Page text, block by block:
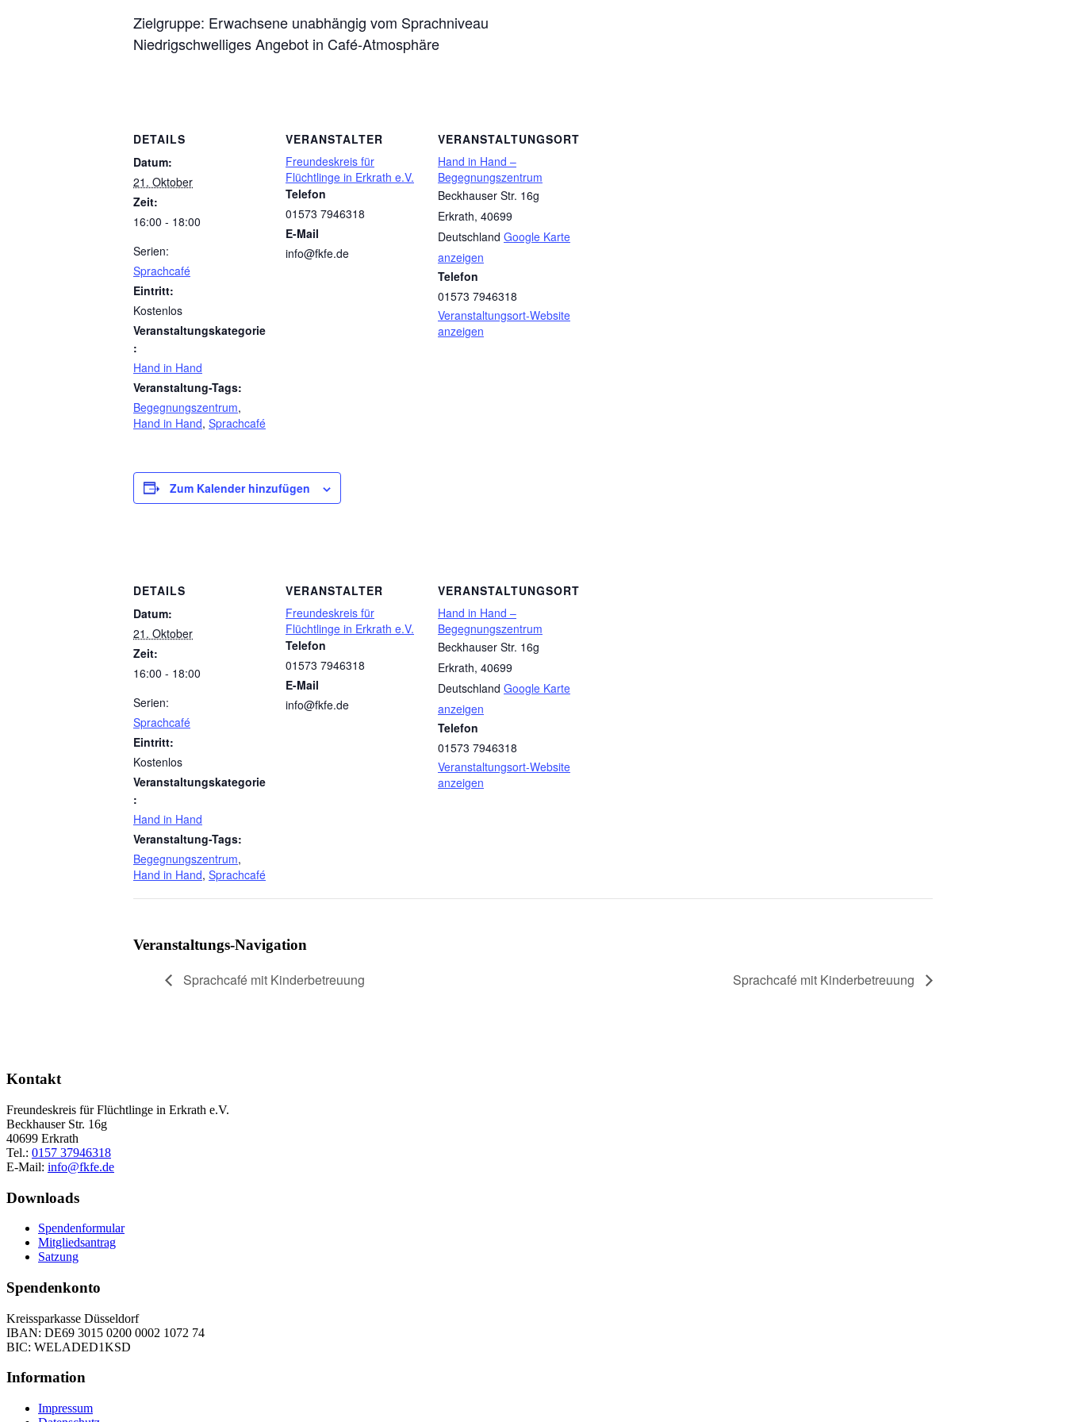
Zielgruppe: Erwachsene unabhängig vom Sprachniveau
Niedrigschwelliges Angebot in Café-Atmosphäre
DETAILS
Datum:
21. Oktober
Zeit:
16:00 - 18:00
Serien:
Sprachcafé
Eintritt:
Kostenlos
Veranstaltungskategorie
:
Hand in Hand
Veranstaltung-Tags:
Begegnungszentrum,
Hand in Hand, Sprachcafé
VERANSTALTER
Freundeskreis für
Flüchtlinge in Erkrath e.V.
Telefon
01573 7946318
E-Mail
info@fkfe.de
VERANSTALTUNGSORT
Hand in Hand –
Begegnungszentrum
Beckhauser Str. 16g
Erkrath, 40699
Deutschland Google Karte
anzeigen
Telefon
01573 7946318
Veranstaltungsort-Website
anzeigen
Zum Kalender hinzufügen
DETAILS
Datum:
21. Oktober
Zeit:
16:00 - 18:00
Serien:
Sprachcafé
Eintritt:
Kostenlos
Veranstaltungskategorie
:
Hand in Hand
Veranstaltung-Tags:
Begegnungszentrum,
Hand in Hand, Sprachcafé
VERANSTALTER
Freundeskreis für
Flüchtlinge in Erkrath e.V.
Telefon
01573 7946318
E-Mail
info@fkfe.de
VERANSTALTUNGSORT
Hand in Hand –
Begegnungszentrum
Beckhauser Str. 16g
Erkrath, 40699
Deutschland Google Karte
anzeigen
Telefon
01573 7946318
Veranstaltungsort-Website
anzeigen
Veranstaltungs-Navigation
Sprachcafé mit Kinderbetreuung Sprachcafé mit Kinderbetreuung
Kontakt
Freundeskreis für Flüchtlinge in Erkrath e.V.
Beckhauser Str. 16g
40699 Erkrath
Tel.: 0157 37946318
E-Mail: info@fkfe.de
Downloads
Spendenformular
Mitgliedsantrag
Satzung
Spendenkonto
Kreissparkasse Düsseldorf
IBAN: DE69 3015 0200 0002 1072 74
BIC: WELADED1KSD
Information
Impressum